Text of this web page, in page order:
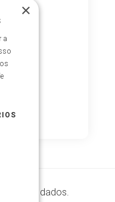
de dados.
×
a